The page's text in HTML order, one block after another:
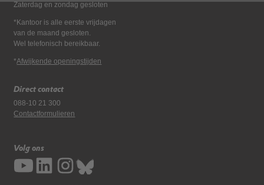
Zaterdag en zondag gesloten
*Kantoor is alle eerste vrijdagen
van de maand gesloten.
Wel telefonisch bereikbaar.
*Afwijkende openingstijden
Direct contact
088-10 21 300
Contactformulieren
Volg ons